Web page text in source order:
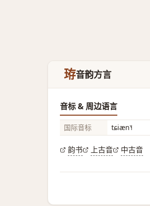
珔音韵方言
音标 & 周边语言
国际音标 tɕiæn˥˧
韵书 上古音 中古音